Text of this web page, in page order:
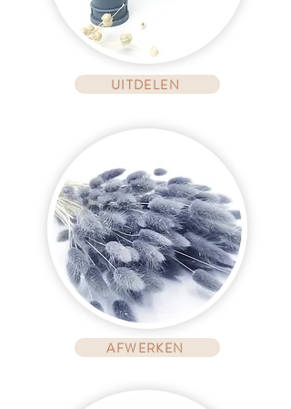
UITDELEN
AFWERKEN